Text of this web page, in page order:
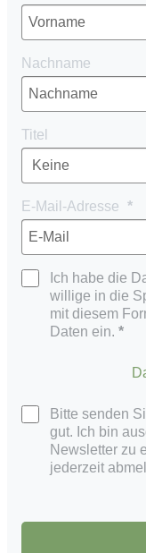
Nachname
Titel
E-Mail-Adresse
Ich habe die
willige in die
mit diesem
Daten ein.
Bitte senden
gut. Ich bin
Newsletter zu
jederzeit